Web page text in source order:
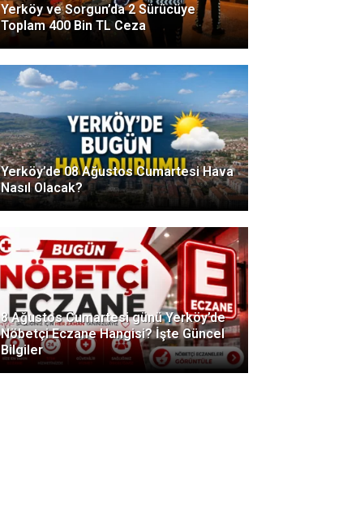
Yerköy ve Sorgun’da 2 Sürücüye
Toplam 400 Bin TL Ceza
Yerköy’de 08 Ağustos Cumartesi Hava
Nasıl Olacak?
8 Ağustos Cumartesi günü Yerköy’de
Nöbetçi Eczane Hangisi? İşte Güncel
Bilgiler